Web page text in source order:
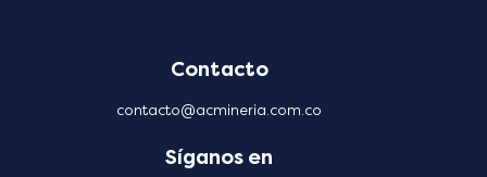
Contacto
contacto@acmineria.com.co
Síganos en